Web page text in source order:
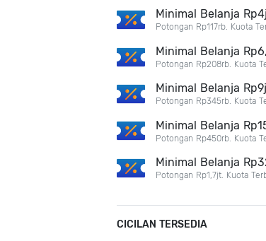
Minimal Belanja
Potongan Rp117rb. Kuota
Minimal Belanja
Potongan Rp208rb. Kuota
Minimal Belanja
Potongan Rp345rb. Kuota
Minimal Belanja
Potongan Rp450rb. Kuota
Minimal Belanja
Potongan Rp1,7jt. Kuota
CICILAN TERSEDIA